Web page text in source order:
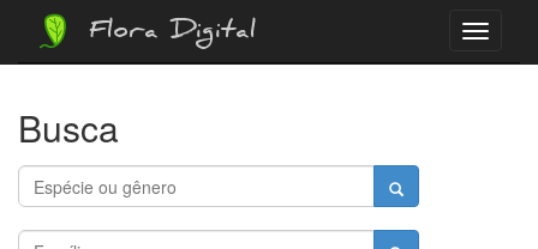
Menu
Flora Digital
Busca